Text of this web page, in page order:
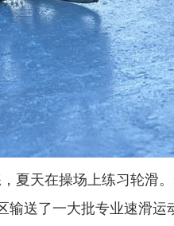
天在操场上练习轮滑
送了一大批专业速滑运